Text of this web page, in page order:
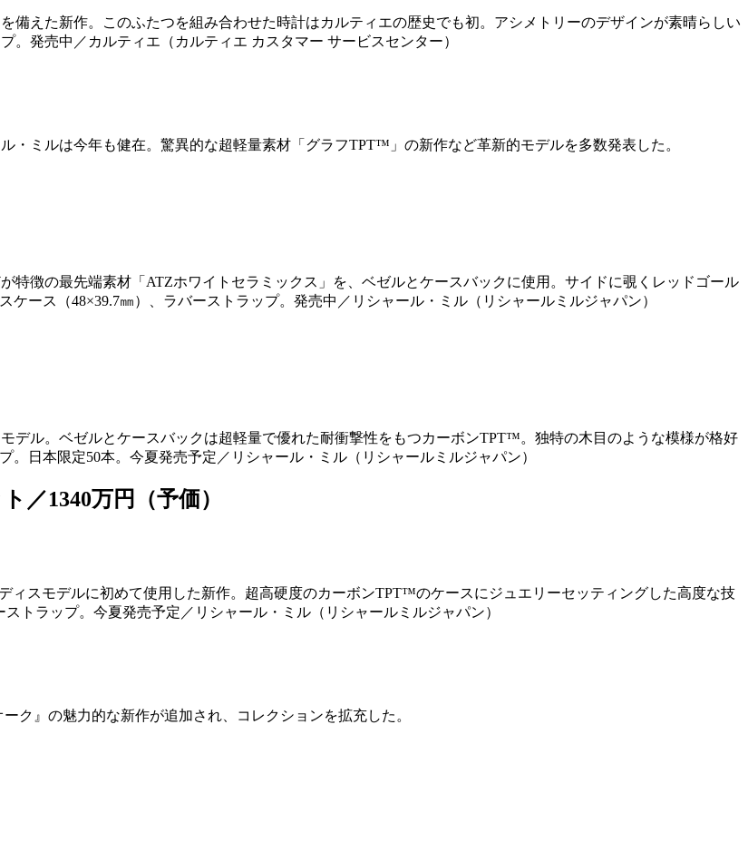
備えた新作。このふたつを組み合わせた時計はカルティエの歴史でも初。アシメトリーのデザインが素晴らしい
発売中／カルティエ（カルティエ カスタマー サービスセンター）
・ミルは今年も健在。驚異的な超軽量素材「グラフTPT™」の新作など革新的モデルを多数発表した。
特徴の最先端素材「ATZホワイトセラミックス」を、ベゼルとケースバックに使用。サイドに覗くレッドゴール
ース（48×39.7㎜）、ラバーストラップ。発売中／リシャール・ミル（リシャールミルジャパン）
デル。ベゼルとケースバックは超軽量で優れた耐衝撃性をもつカーボンTPT™。独特の木目のような模様が格好
日本限定50本。今夏発売予定／リシャール・ミル（リシャールミルジャパン）
／1340万円（予価）
スモデルに初めて使用した新作。超高硬度のカーボンTPT™のケースにジュエリーセッティングした高度な技
トラップ。今夏発売予定／リシャール・ミル（リシャールミルジャパン）
ク』の魅力的な新作が追加され、コレクションを拡充した。